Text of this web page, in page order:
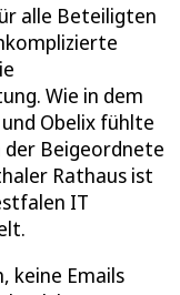
alle Beteiligten
Wie in dem
Obelix fühlte
der Beigeordnete
Rathaus ist
IT
keine Emails